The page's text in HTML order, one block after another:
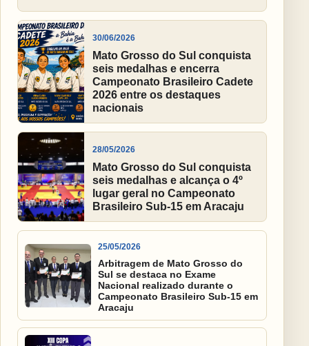
30/06/2026
Mato Grosso do Sul conquista
seis medalhas e encerra
Campeonato Brasileiro Cadete
2026 entre os destaques
nacionais
28/05/2026
Mato Grosso do Sul conquista
seis medalhas e alcança o 4º
lugar geral no Campeonato
Brasileiro Sub-15 em Aracaju
25/05/2026
Arbitragem de Mato Grosso do
Sul se destaca no Exame
Nacional realizado durante o
Campeonato Brasileiro Sub-15 em
Aracaju